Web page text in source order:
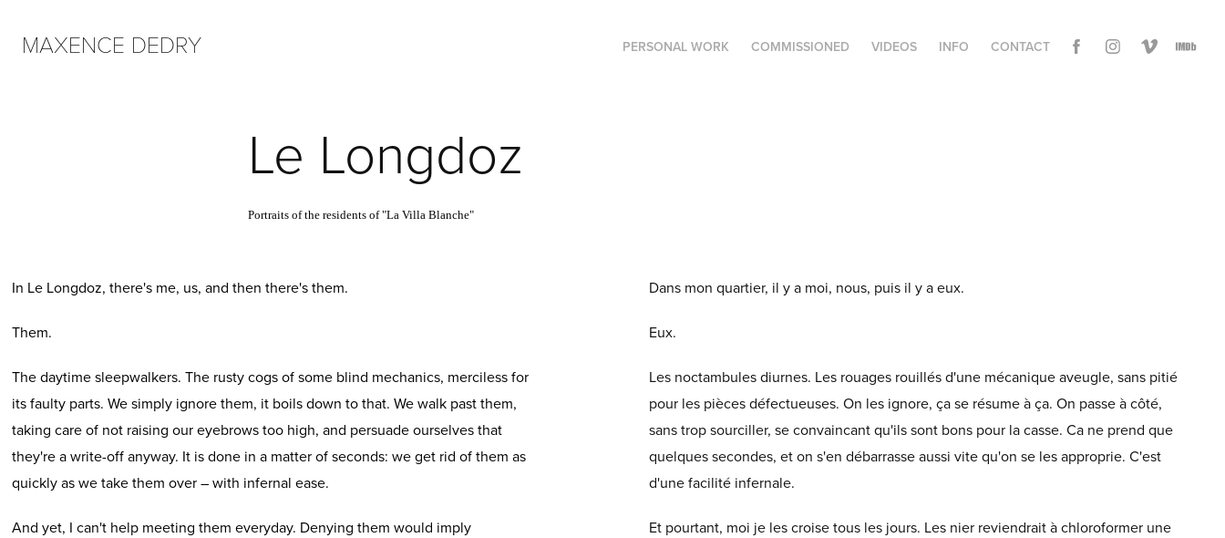
MAXENCE DEDRY PERSONAL WORK COMMISSIONED VIDEOS INFO CONTACT
Le Longdoz
Portraits of the residents of "La Villa Blanche"
In Le Longdoz, there's me, us, and then there's them.
Them.
The daytime sleepwalkers. The rusty cogs of some blind mechanics, merciless for
its faulty parts. We simply ignore them, it boils down to that. We walk past them,
taking care of not raising our eyebrows too high, and persuade ourselves that
they're a write-off anyway. It is done in a matter of seconds: we get rid of them as
quickly as we take them over – with infernal ease.
And yet, I can't help meeting them everyday. Denying them would imply
Dans mon quartier, il y a moi, nous, puis il y a eux.
Eux.
Les noctambules diurnes. Les rouages rouillés d'une mécanique aveugle, sans pitié
pour les pièces défectueuses. On les ignore, ça se résume à ça. On passe à côté,
sans trop sourciller, se convaincant qu'ils sont bons pour la casse. Ca ne prend que
quelques secondes, et on s'en débarrasse aussi vite qu'on se les approprie. C'est
d'une facilité infernale.
Et pourtant, moi je les croise tous les jours. Les nier reviendrait à chloroformer une